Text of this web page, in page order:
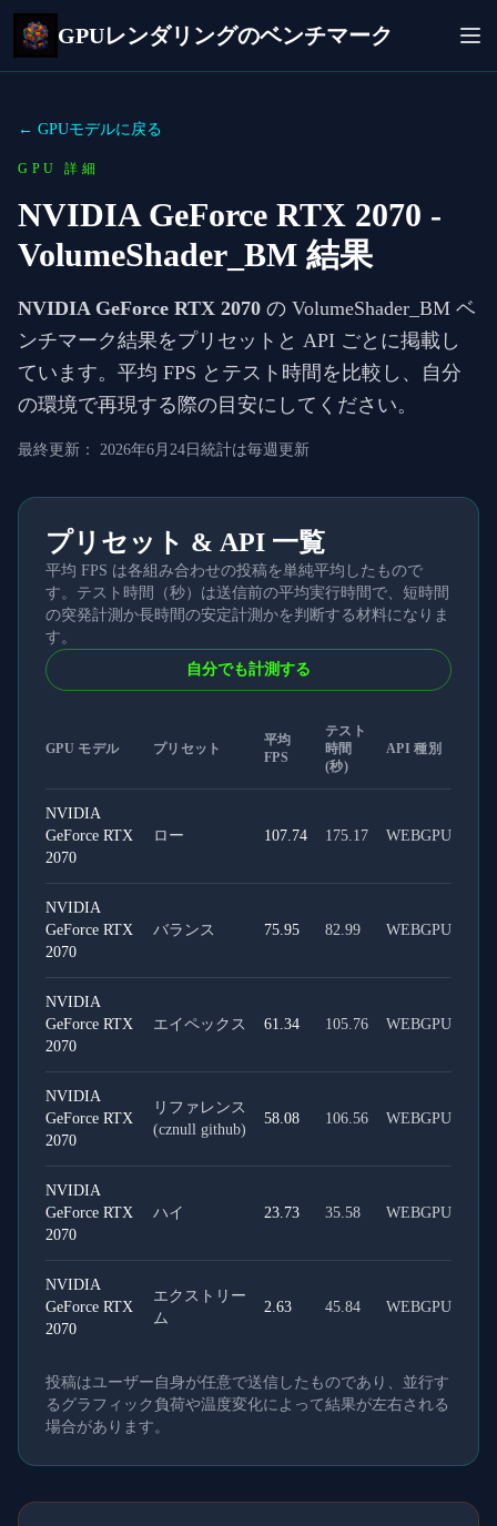
GPUレンダリングのベンチマーク
← GPUモデルに戻る
GPU 詳細
NVIDIA GeForce RTX 2070 -
VolumeShader_BM 結果
NVIDIA GeForce RTX 2070 の VolumeShader_BM ベ
ンチマーク結果をプリセットと API ごとに掲載し
ています。平均 FPS とテスト時間を比較し、自分
の環境で再現する際の目安にしてください。
最終更新： 2026年6月24日 統計は毎週更新
プリセット & API 一覧
平均 FPS は各組み合わせの投稿を単純平均したもので
す。テスト時間（秒）は送信前の平均実行時間で、短時間
の突発計測か長時間の安定計測かを判断する材料になりま
す。
自分でも計測する
GPU モデル プリセット
平均
FPS
テスト
時間
(秒)
API 種別
NVIDIA
GeForce RTX
2070
ロー 107.74 175.17 WEBGPU
NVIDIA
GeForce RTX
2070
バランス 75.95 82.99 WEBGPU
NVIDIA
GeForce RTX
2070
エイペックス 61.34 105.76 WEBGPU
NVIDIA
GeForce RTX
2070
リファレンス
(cznull github)
58.08 106.56 WEBGPU
NVIDIA
GeForce RTX
2070
ハイ 23.73 35.58 WEBGPU
NVIDIA
GeForce RTX
2070
エクストリー
ム
2.63 45.84 WEBGPU
投稿はユーザー自身が任意で送信したものであり、並行す
るグラフィック負荷や温度変化によって結果が左右される
場合があります。